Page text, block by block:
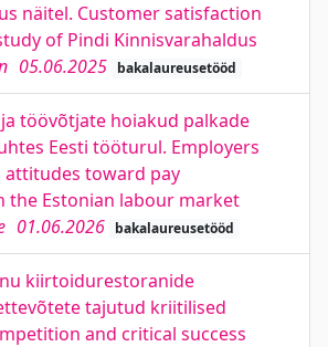
näitel. Customer satisfaction
of Pindi Kinnisvarahaldus
05.06.2025 bakalaureusetööd
töövõtjate hoiakud palkade
Eesti tööturul. Employers
attitudes toward pay
the Estonian labour market
01.06.2026 bakalaureusetööd
kiirtoidurestoranide
tajutud kriitilised
and critical success